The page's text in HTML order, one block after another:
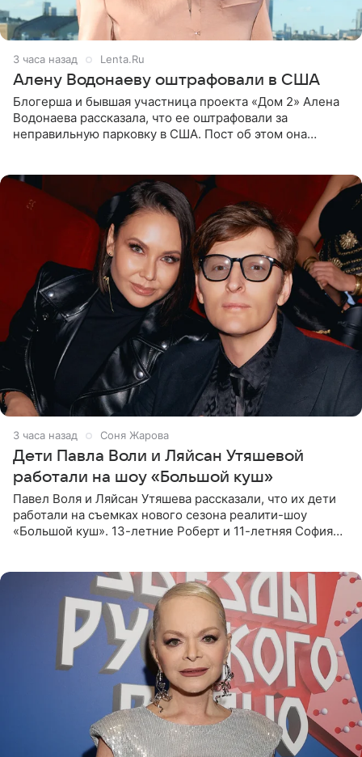
3 часа назад Lenta.Ru
Алену Водонаеву оштрафовали в США
Блогерша и бывшая участница проекта «Дом 2» Алена
Водонаева рассказала, что ее оштрафовали за
неправильную парковку в США. Пост об этом она
3 часа назад Соня Жарова
Дети Павла Воли и Ляйсан Утяшевой
работали на шоу «Большой куш»
Павел Воля и Ляйсан Утяшева рассказали, что их дети
работали на съемках нового сезона реалити-шоу
«Большой куш». 13-летние Роберт и 11-летняя София